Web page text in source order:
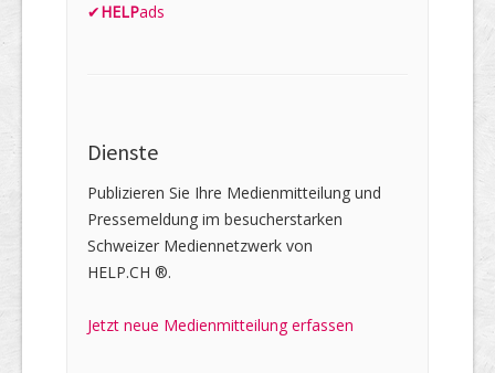
✔HELPads
Dienste
Publizieren Sie Ihre Medienmitteilung und
Pressemeldung im besucherstarken
Schweizer Mediennetzwerk von
HELP.CH ®.
Jetzt neue Medienmitteilung erfassen